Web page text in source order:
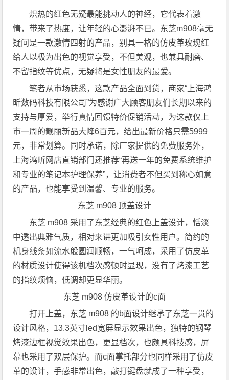
炽热的红色无疑最能挑动人的神经，它代表着激
情，带来了热度，让年轻的心澎湃不已。东芝m908毫无
疑问是一款激情四射的产品，别具一格的仿皮革玫瑰红
给人以极为出色的视觉享受，不但美观，也兼具耐磨、
不留指纹等优点，无疑将是女性朋友的最爱。
笔者从市场获悉，这款产品全面到货，商家“上海鸿
昕数码科技有限公司”为感谢广大顾客朋友们长期以来的
支持与厚爱，举行真情回馈特价促销活动，为这款仅上
市一周的靓丽新品大降6百元，给出最新价格只需5999
元，非常划算。同时承诺，除厂家提供的免费服务外，
上海鸿昕网店直销部门还推荐“再送一年的免费系统维护
和专业的笔记本护理保养”，让消费者不但买到称心如意
的产品，也能享受到温馨、专业的服务。
东芝 m908 顶盖设计
东芝 m908 采用了东芝经典的红色上盖设计，恬淡
中透出典雅气质，相对来讲更加吸引女性用户。简约的
机身线条如流水般圆润顺畅，一气呵成，采用了仿皮革
的材质设计使得该机档次感顿时显现，没有了烤漆工艺
的指纹烦恼，低调却更显华丽。
东芝 m908 仿皮革设计的c面
打开上盖，东芝 m908 的b面设计继承了东芝一贯的
设计风格，13.3英寸led宽屏显示效果出色，独特的钢琴
烤漆边框视觉效果出色，更显档次，也颇具科技感，屏
幕也采用了双层保护。而c面掌托部分也同样采用了仿皮
革的设计，手感非常出色，敲打键盘就成了一种享受，